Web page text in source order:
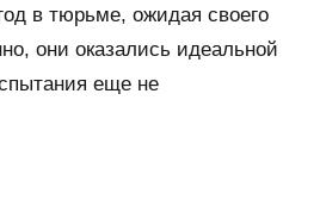
в тюрьме, ожидая своего
они оказались идеальной
еще не